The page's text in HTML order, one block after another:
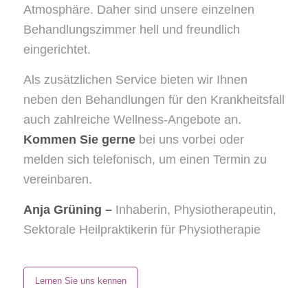
Atmosphäre. Daher sind unsere einzelnen
Behandlungszimmer hell und freundlich
eingerichtet.
Als zusätzlichen Service bieten wir Ihnen
neben den Behandlungen für den Krankheitsfall
auch zahlreiche Wellness-Angebote an.
Kommen Sie gernebei uns vorbei oder
melden sich telefonisch, um einen Termin zu
vereinbaren.
Anja Grüning – Inhaberin, Physiotherapeutin,
Sektorale Heilpraktikerin für Physiotherapie
Lernen Sie uns kennen